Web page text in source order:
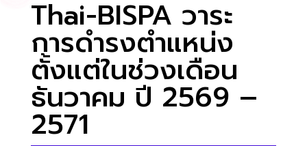
Thai-BISPA วาระ
การดำรงตำแหน่ง
ตั้งแต่ในช่วงเดือน
ธันวาคม ปี 2569 –
2571